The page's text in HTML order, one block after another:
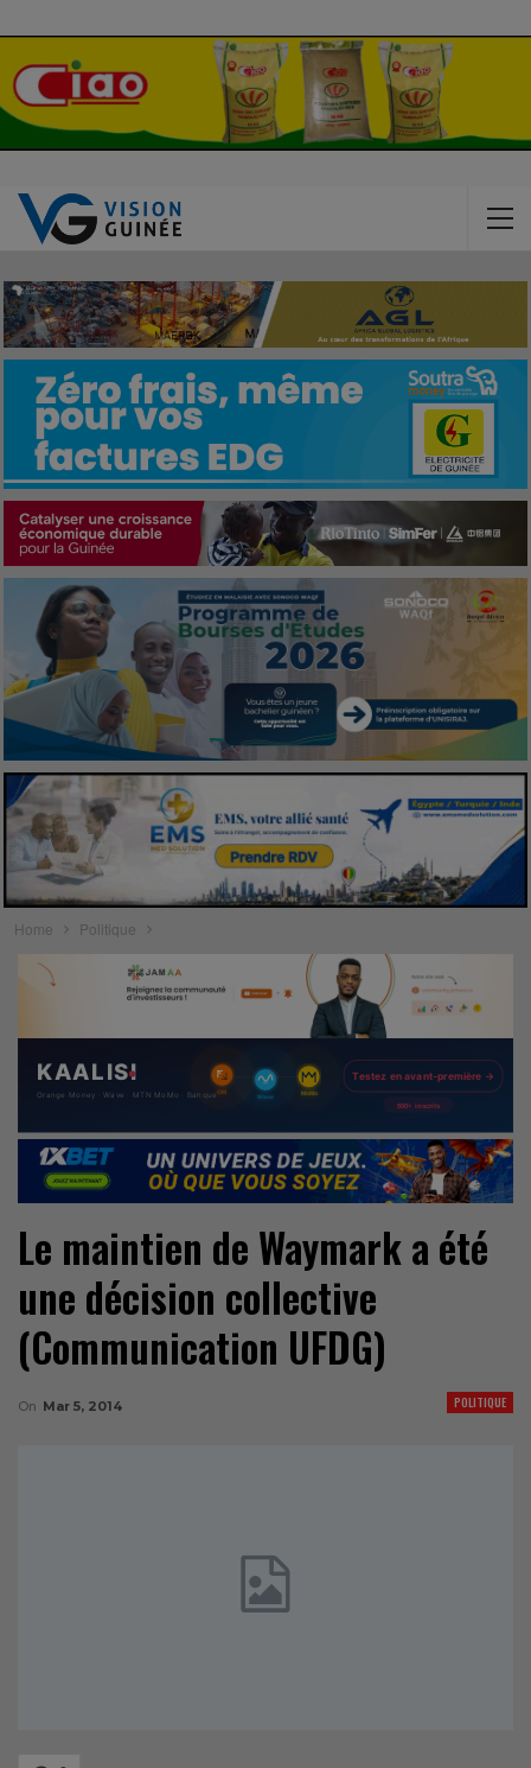
Home Politique
Le maintien de Waymark a été
une décision collective
(Communication UFDG)
POLITIQUE
On Mar 5, 2014